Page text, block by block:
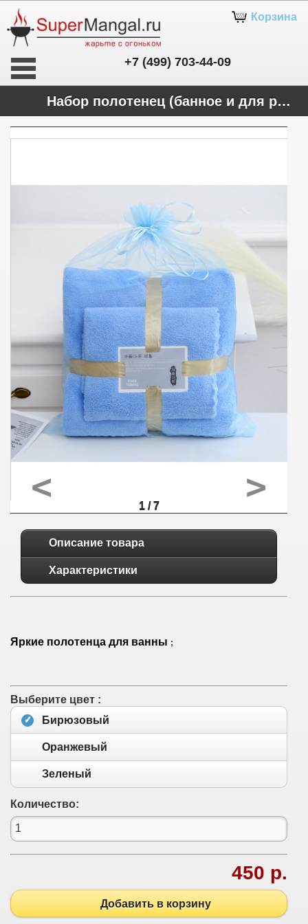
Корзина
+7 (499) 703-44-09
Набор полотенец (банное и для рук)
1 / 7
< >
Описание товара
Характеристики
Яркие полотенца для ванны ;
Выберите цвет :
Бирюзовый
Оранжевый
Зеленый
Количество:
450 р.
Добавить в корзину